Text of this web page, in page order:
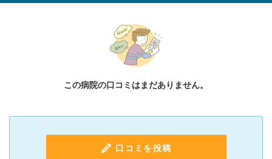
この病院の口コミはまだありません。
口コミを投稿